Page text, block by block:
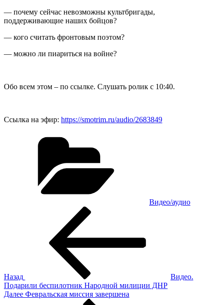
— почему сейчас невозможны культбригады,
поддерживающие наших бойцов?
— кого считать фронтовым поэтом?
— можно ли пиариться на войне?
Обо всем этом – по ссылке. Слушать ролик с 10:40.
Ссылка на эфир: https://smotrim.ru/audio/2683849
Видео/аудио
Назад
Видео.
Подарили беспилотник Народной милиции ДНР
Следующая
Далее Февральская миссия завершена